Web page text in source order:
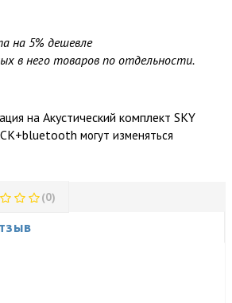
на 5% дешевле
в него товаров по отдельности.
на Акустический комплект SKY
могут изменяться
(0)